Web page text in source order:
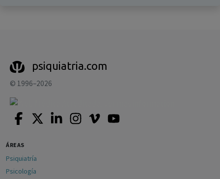
psiquiatria.com
© 1996–2026
ÁREAS
Psiquiatría
Psicología